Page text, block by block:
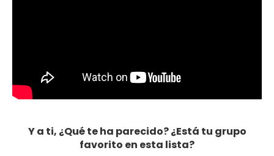
Y a ti, ¿Qué te ha parecido? ¿Está tu grupo
favorito en esta lista?